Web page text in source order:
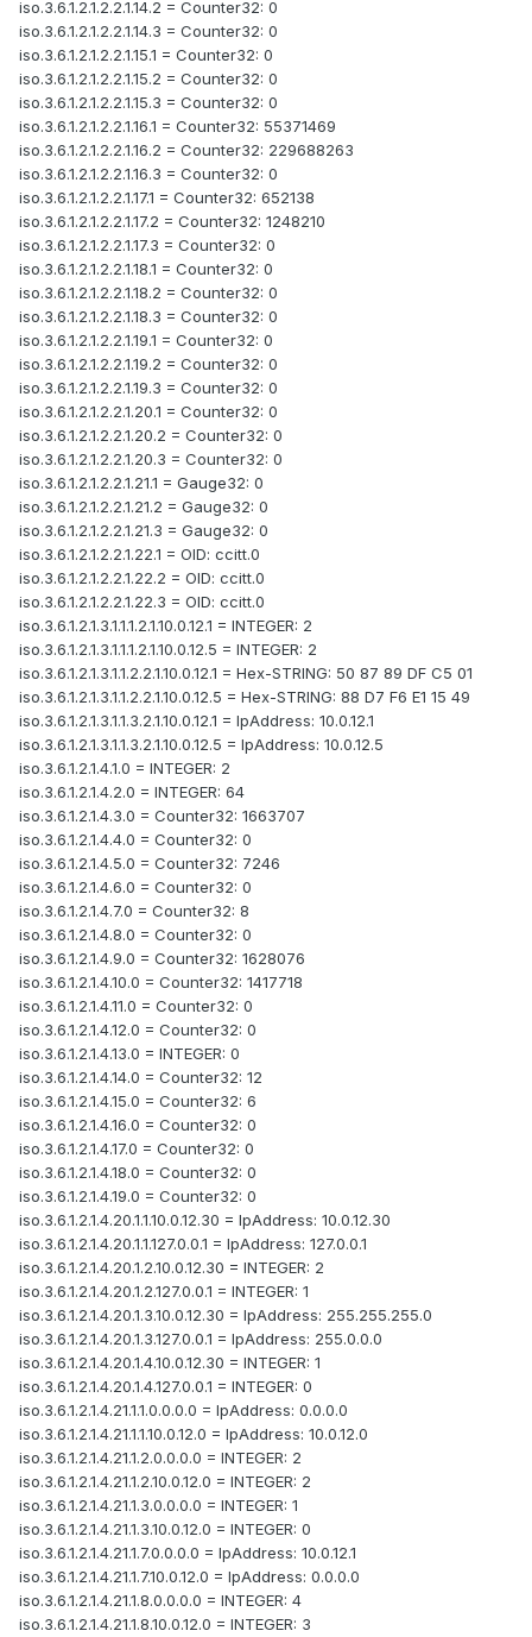
iso.3.6.1.2.1.2.2.1.14.2 = Counter32: 0
iso.3.6.1.2.1.2.2.1.14.3 = Counter32: 0
iso.3.6.1.2.1.2.2.1.15.1 = Counter32: 0
iso.3.6.1.2.1.2.2.1.15.2 = Counter32: 0
iso.3.6.1.2.1.2.2.1.15.3 = Counter32: 0
iso.3.6.1.2.1.2.2.1.16.1 = Counter32: 55371469
iso.3.6.1.2.1.2.2.1.16.2 = Counter32: 229688263
iso.3.6.1.2.1.2.2.1.16.3 = Counter32: 0
iso.3.6.1.2.1.2.2.1.17.1 = Counter32: 652138
iso.3.6.1.2.1.2.2.1.17.2 = Counter32: 1248210
iso.3.6.1.2.1.2.2.1.17.3 = Counter32: 0
iso.3.6.1.2.1.2.2.1.18.1 = Counter32: 0
iso.3.6.1.2.1.2.2.1.18.2 = Counter32: 0
iso.3.6.1.2.1.2.2.1.18.3 = Counter32: 0
iso.3.6.1.2.1.2.2.1.19.1 = Counter32: 0
iso.3.6.1.2.1.2.2.1.19.2 = Counter32: 0
iso.3.6.1.2.1.2.2.1.19.3 = Counter32: 0
iso.3.6.1.2.1.2.2.1.20.1 = Counter32: 0
iso.3.6.1.2.1.2.2.1.20.2 = Counter32: 0
iso.3.6.1.2.1.2.2.1.20.3 = Counter32: 0
iso.3.6.1.2.1.2.2.1.21.1 = Gauge32: 0
iso.3.6.1.2.1.2.2.1.21.2 = Gauge32: 0
iso.3.6.1.2.1.2.2.1.21.3 = Gauge32: 0
iso.3.6.1.2.1.2.2.1.22.1 = OID: ccitt.0
iso.3.6.1.2.1.2.2.1.22.2 = OID: ccitt.0
iso.3.6.1.2.1.2.2.1.22.3 = OID: ccitt.0
iso.3.6.1.2.1.3.1.1.1.2.1.10.0.12.1 = INTEGER: 2
iso.3.6.1.2.1.3.1.1.1.2.1.10.0.12.5 = INTEGER: 2
iso.3.6.1.2.1.3.1.1.2.2.1.10.0.12.1 = Hex-STRING: 50 87 89 DF C5 01
iso.3.6.1.2.1.3.1.1.2.2.1.10.0.12.5 = Hex-STRING: 88 D7 F6 E1 15 49
iso.3.6.1.2.1.3.1.1.3.2.1.10.0.12.1 = IpAddress: 10.0.12.1
iso.3.6.1.2.1.3.1.1.3.2.1.10.0.12.5 = IpAddress: 10.0.12.5
iso.3.6.1.2.1.4.1.0 = INTEGER: 2
iso.3.6.1.2.1.4.2.0 = INTEGER: 64
iso.3.6.1.2.1.4.3.0 = Counter32: 1663707
iso.3.6.1.2.1.4.4.0 = Counter32: 0
iso.3.6.1.2.1.4.5.0 = Counter32: 7246
iso.3.6.1.2.1.4.6.0 = Counter32: 0
iso.3.6.1.2.1.4.7.0 = Counter32: 8
iso.3.6.1.2.1.4.8.0 = Counter32: 0
iso.3.6.1.2.1.4.9.0 = Counter32: 1628076
iso.3.6.1.2.1.4.10.0 = Counter32: 1417718
iso.3.6.1.2.1.4.11.0 = Counter32: 0
iso.3.6.1.2.1.4.12.0 = Counter32: 0
iso.3.6.1.2.1.4.13.0 = INTEGER: 0
iso.3.6.1.2.1.4.14.0 = Counter32: 12
iso.3.6.1.2.1.4.15.0 = Counter32: 6
iso.3.6.1.2.1.4.16.0 = Counter32: 0
iso.3.6.1.2.1.4.17.0 = Counter32: 0
iso.3.6.1.2.1.4.18.0 = Counter32: 0
iso.3.6.1.2.1.4.19.0 = Counter32: 0
iso.3.6.1.2.1.4.20.1.1.10.0.12.30 = IpAddress: 10.0.12.30
iso.3.6.1.2.1.4.20.1.1.127.0.0.1 = IpAddress: 127.0.0.1
iso.3.6.1.2.1.4.20.1.2.10.0.12.30 = INTEGER: 2
iso.3.6.1.2.1.4.20.1.2.127.0.0.1 = INTEGER: 1
iso.3.6.1.2.1.4.20.1.3.10.0.12.30 = IpAddress: 255.255.255.0
iso.3.6.1.2.1.4.20.1.3.127.0.0.1 = IpAddress: 255.0.0.0
iso.3.6.1.2.1.4.20.1.4.10.0.12.30 = INTEGER: 1
iso.3.6.1.2.1.4.20.1.4.127.0.0.1 = INTEGER: 0
iso.3.6.1.2.1.4.21.1.1.0.0.0.0 = IpAddress: 0.0.0.0
iso.3.6.1.2.1.4.21.1.1.10.0.12.0 = IpAddress: 10.0.12.0
iso.3.6.1.2.1.4.21.1.2.0.0.0.0 = INTEGER: 2
iso.3.6.1.2.1.4.21.1.2.10.0.12.0 = INTEGER: 2
iso.3.6.1.2.1.4.21.1.3.0.0.0.0 = INTEGER: 1
iso.3.6.1.2.1.4.21.1.3.10.0.12.0 = INTEGER: 0
iso.3.6.1.2.1.4.21.1.7.0.0.0.0 = IpAddress: 10.0.12.1
iso.3.6.1.2.1.4.21.1.7.10.0.12.0 = IpAddress: 0.0.0.0
iso.3.6.1.2.1.4.21.1.8.0.0.0.0 = INTEGER: 4
iso.3.6.1.2.1.4.21.1.8.10.0.12.0 = INTEGER: 3